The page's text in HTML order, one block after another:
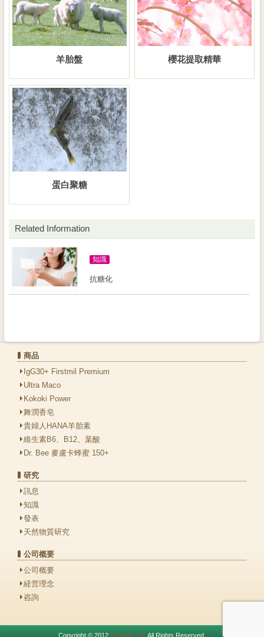
羊胎盤 櫻花提取精華
蛋白聚糖
Related Information
知識
抗糖化
商品
IgG30+ Firstmil Premium
Ultra Maco
Kokoki Power
舞潤香皂
貴婦人HANA羊胎素
維生素B6、B12、葉酸
Dr. Bee 麥盧卡蜂蜜 150+
研究
訊息
知識
發表
天然物質研究
公司概要
公司概要
経営理念
咨詢
Copyright © 2012 HEIMAT Ltd. All Rights Reserved.